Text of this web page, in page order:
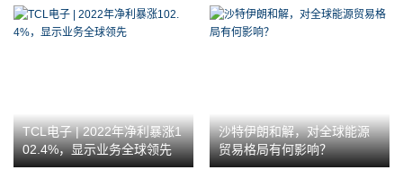
TCL电子 | 2022年净利暴涨1
02.4%，显示业务全球领先
沙特伊朗和解，对全球能源
贸易格局有何影响？